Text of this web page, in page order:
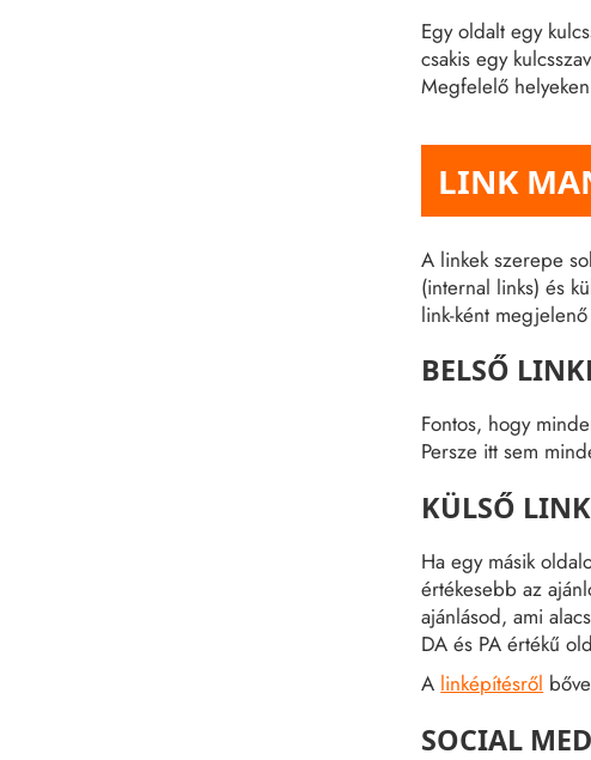
Egy oldalt egy
csakis egy
Megfelelő
LINK
A linkek szerepe
(internal links) és
link-ként
BELSŐ
Fontos, hogy
Persze itt sem
KÜLSŐ
Ha egy másik
értékesebb az
ajánlásod, ami
DA és PA értékű
A linképítésről
SOCIAL